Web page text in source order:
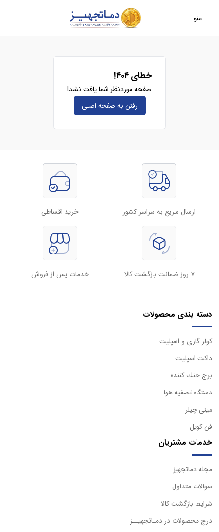
منو
خطای ۴۰۴!
صفحه موردنظر شما یافت نشد!
رفتن به صفحه‌ اصلی
ارسال سریع به سراسر کشور خرید اقساطی
۷ روز ضمانت بازگشت کالا خدمات پس از فروش
دسته بندی محصولات
كولر گازی و اسپليت
داكت اسپليت
برج خنك كننده
دستگاه تصفيه هوا
مینی چیلر
فن کویل
خدمات مشتریان
مجله دماتجهیز
سوالات متداول
شرایط بازگشت کالا
درج محصولات در دمـاتجهیــز